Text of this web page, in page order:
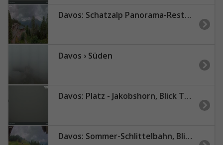
Davos: Schatzalp Panorama-Restaurant
Davos › Süden
Davos: Platz - Jakobshorn, Blick Teufi
Davos: Sommer-Schlittelbahn, Blick zur Strelaalp